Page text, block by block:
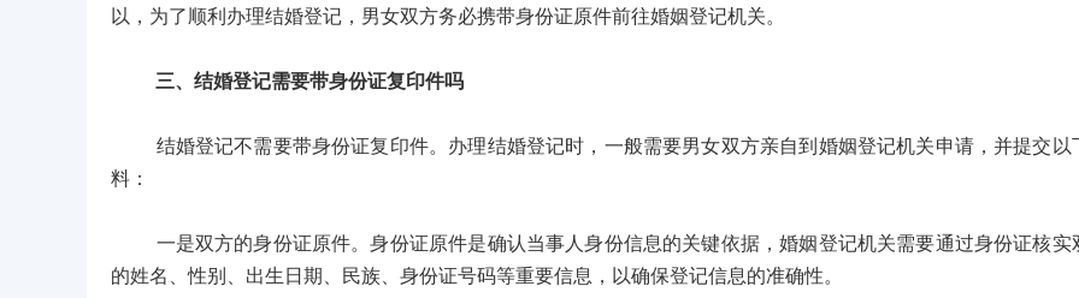
以，为了顺利办理结婚登记，男女双方务必携带身份证原件前往婚姻登记机关。
三、结婚登记需要带身份证复印件吗
结婚登记不需要带身份证复印件。办理结婚登记时，一般需要男女双方亲自到婚姻登记机关申请，并提交以
料：
一是双方的身份证原件。身份证原件是确认当事人身份信息的关键依据，婚姻登记机关需要通过身份证核实
的姓名、性别、出生日期、民族、身份证号码等重要信息，以确保登记信息的准确性。